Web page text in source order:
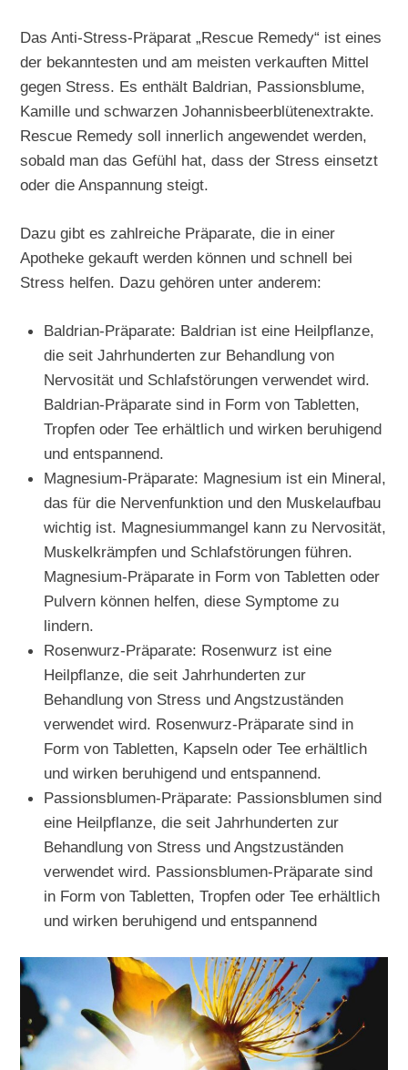
Das Anti-Stress-Präparat „Rescue Remedy“ ist eines
der bekanntesten und am meisten verkauften Mittel
gegen Stress. Es enthält Baldrian, Passionsblume,
Kamille und schwarzen Johannisbeerblütenextrakte.
Rescue Remedy soll innerlich angewendet werden,
sobald man das Gefühl hat, dass der Stress einsetzt
oder die Anspannung steigt.
Dazu gibt es zahlreiche Präparate, die in einer
Apotheke gekauft werden können und schnell bei
Stress helfen. Dazu gehören unter anderem:
Baldrian-Präparate: Baldrian ist eine Heilpflanze,
die seit Jahrhunderten zur Behandlung von
Nervosität und Schlafstörungen verwendet wird.
Baldrian-Präparate sind in Form von Tabletten,
Tropfen oder Tee erhältlich und wirken beruhigend
und entspannend.
Magnesium-Präparate: Magnesium ist ein Mineral,
das für die Nervenfunktion und den Muskelaufbau
wichtig ist. Magnesiummangel kann zu Nervosität,
Muskelkrämpfen und Schlafstörungen führen.
Magnesium-Präparate in Form von Tabletten oder
Pulvern können helfen, diese Symptome zu
lindern.
Rosenwurz-Präparate: Rosenwurz ist eine
Heilpflanze, die seit Jahrhunderten zur
Behandlung von Stress und Angstzuständen
verwendet wird. Rosenwurz-Präparate sind in
Form von Tabletten, Kapseln oder Tee erhältlich
und wirken beruhigend und entspannend.
Passionsblumen-Präparate: Passionsblumen sind
eine Heilpflanze, die seit Jahrhunderten zur
Behandlung von Stress und Angstzuständen
verwendet wird. Passionsblumen-Präparate sind
in Form von Tabletten, Tropfen oder Tee erhältlich
und wirken beruhigend und entspannend